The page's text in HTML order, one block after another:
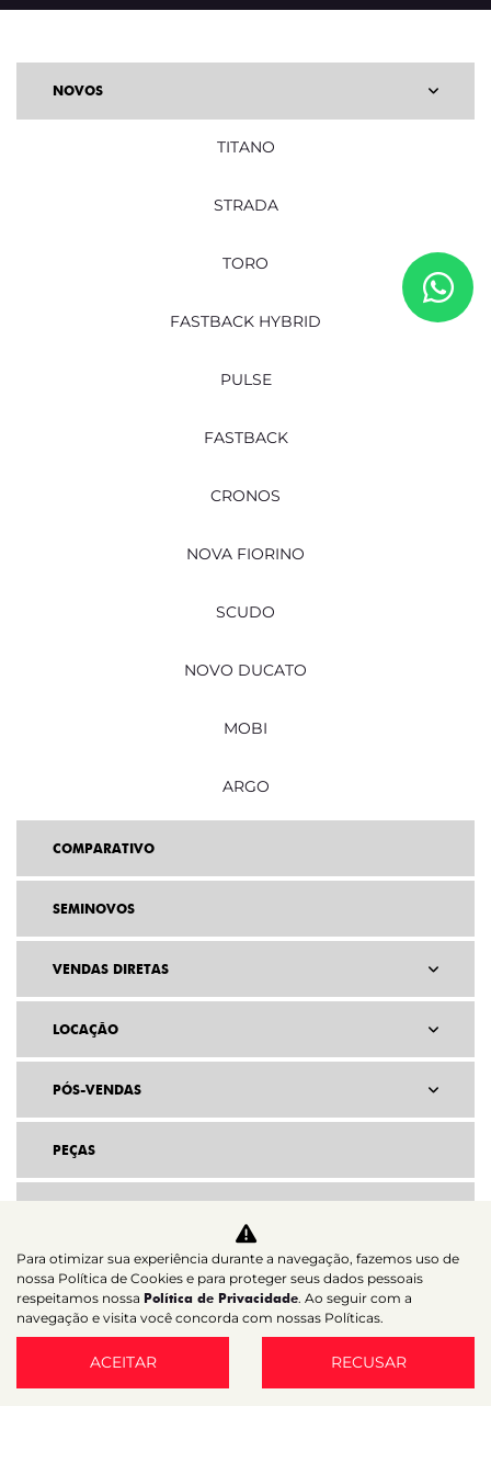
NOVOS
TITANO
STRADA
TORO
FASTBACK HYBRID
PULSE
FASTBACK
CRONOS
NOVA FIORINO
SCUDO
NOVO DUCATO
MOBI
ARGO
COMPARATIVO
SEMINOVOS
VENDAS DIRETAS
LOCAÇÃO
PÓS-VENDAS
PEÇAS
Para otimizar sua experiência durante a navegação, fazemos uso de
nossa Política de Cookies e para proteger seus dados pessoais
respeitamos nossa Política de Privacidade. Ao seguir com a
navegação e visita você concorda com nossas Políticas.
ACEITAR RECUSAR